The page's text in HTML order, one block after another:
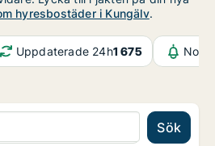
hyresbostäder i Kungälv.
Uppdaterade 24h1 675
Sök